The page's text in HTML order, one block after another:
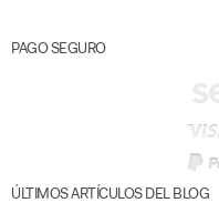
PAGO SEGURO
ÚLTIMOS ARTÍCULOS DEL BLOG